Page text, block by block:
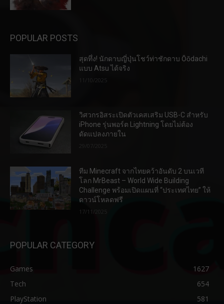
POPULAR POSTS
สุดทึ่ง! นักดาบญี่ปุ่นโชว์ท่าชักดาบ Ōōdachi
แบบ Atsu ได้จริง
11/10/2025
วิศวกรอิสระเปิดตัวเคสเสริม USB-C สำหรับ
iPhone รุ่นพอร์ต Lightning โดยไม่ต้อง
ดัดแปลงภายใน
ทีม Minecraft จากไทยคว้าอันดับ 2 บนเวที
โลก MrBeast – World Wide Building
Challenge พร้อมเปิดแผนที่ “ประเทศไทย” ให้
ดาวน์โหลดฟรี
17/11/2025
POPULAR CATEGORY
Games
1627
Tech
654
PlayStation
581